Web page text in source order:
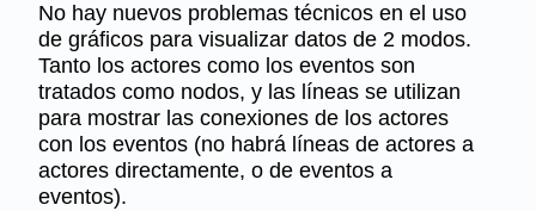
No hay nuevos problemas técnicos en el uso
de gráficos para visualizar datos de 2 modos.
Tanto los actores como los eventos son
tratados como nodos, y las líneas se utilizan
para mostrar las conexiones de los actores
con los eventos (no habrá líneas de actores a
actores directamente, o de eventos a
eventos).